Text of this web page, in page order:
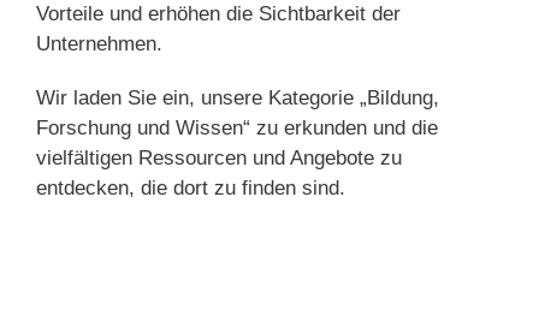
Vorteile und erhöhen die Sichtbarkeit der
Unternehmen.
Wir laden Sie ein, unsere Kategorie „Bildung,
Forschung und Wissen“ zu erkunden und die
vielfältigen Ressourcen und Angebote zu
entdecken, die dort zu finden sind.